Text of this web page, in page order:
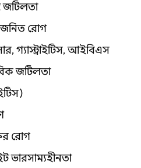
জটিলতা
রোগ
গ্যাস্ট্রাইটিস, আইবিএস
জটিলতা
রোগ
ভারসাম্যহীনতা